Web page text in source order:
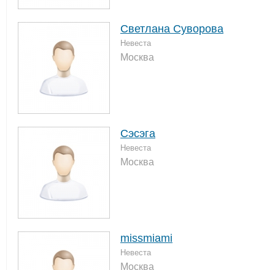
Светлана Суворова
Невеста
Москва
Сэсэга
Невеста
Москва
missmiami
Невеста
Москва